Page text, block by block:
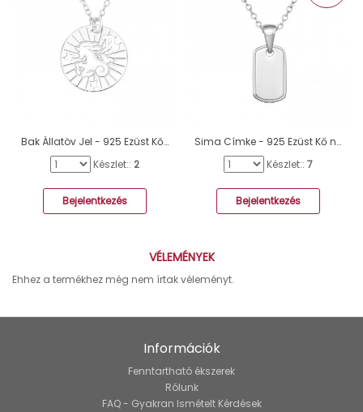
Bak Állatöv Jel - 925 Ezüst Kő nélküli nyakláncok A4S43931
Készlet:: 2
Bejelentkezés
Sima Címke - 925 Ezüst Kő nélküli nyakláncok A4S50701
Készlet:: 7
Bejelentkezés
VÉLEMÉNYEK
Ehhez a termékhez még nem írtak véleményt.
Információk
Fenntartható ékszerek
Rólunk
FAQ - Gyakran Ismételt Kérdések